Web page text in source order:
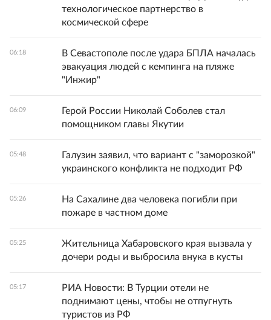
технологическое партнерство в
космической сфере
06:18
В Севастополе после удара БПЛА началась
эвакуация людей с кемпинга на пляже
"Инжир"
06:09
Герой России Николай Соболев стал
помощником главы Якутии
05:48
Галузин заявил, что вариант с "заморозкой"
украинского конфликта не подходит РФ
05:26
На Сахалине два человека погибли при
пожаре в частном доме
05:25
Жительница Хабаровского края вызвала у
дочери роды и выбросила внука в кусты
05:17
РИА Новости: В Турции отели не
поднимают цены, чтобы не отпугнуть
туристов из РФ